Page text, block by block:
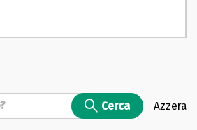
Cerca Azzera